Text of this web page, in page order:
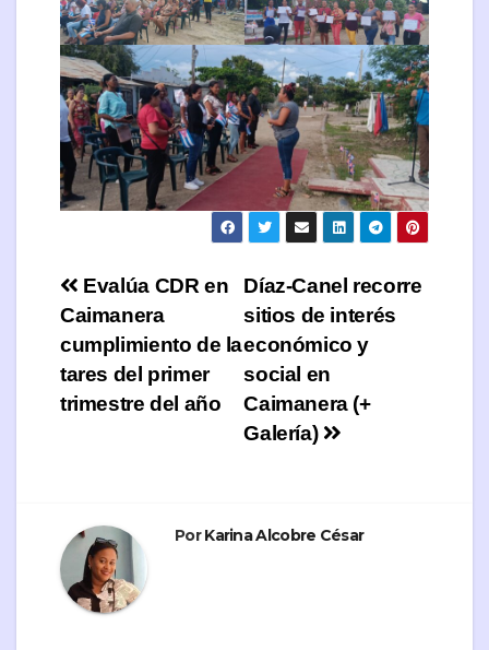
Navegación
de
entradas
Díaz-Canel recorre
sitios de interés
económico y
social en
Caimanera (+
Galería)
Evalúa CDR en
Caimanera
cumplimiento de la
tares del primer
trimestre del año
PorKarina Alcobre César